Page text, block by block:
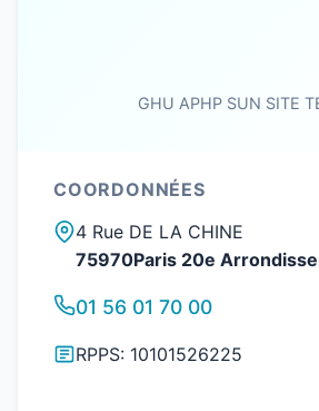
GHU APHP SUN SITE
COORDONNÉES
4 Rue DE LA CHINE
75970Paris 20e
01 56 01 70 00
RPPS: 10101526225